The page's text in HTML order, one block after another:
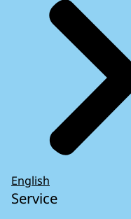
English
Service